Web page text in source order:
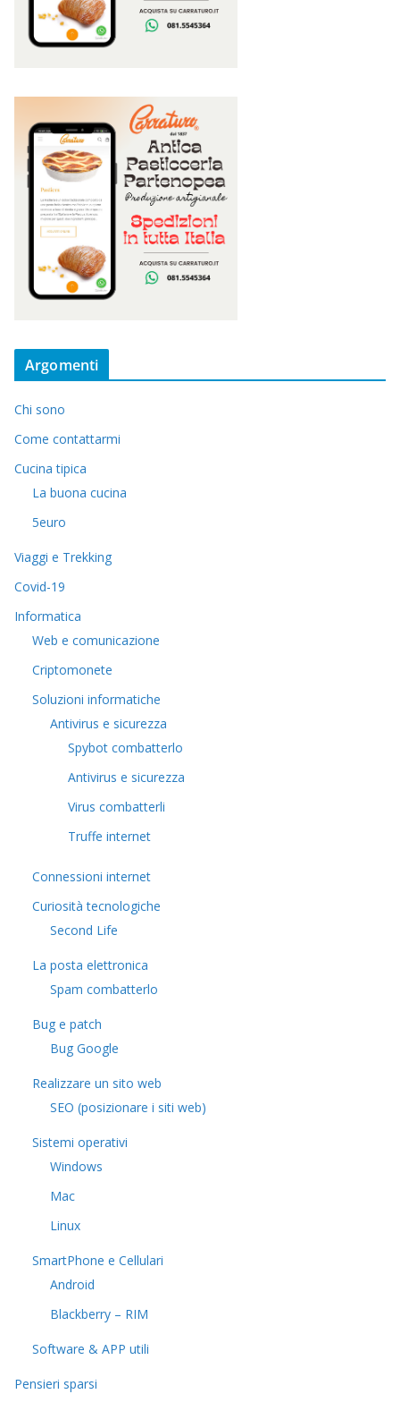
Argomenti
Chi sono
Come contattarmi
Cucina tipica
La buona cucina
5euro
Viaggi e Trekking
Covid-19
Informatica
Web e comunicazione
Criptomonete
Soluzioni informatiche
Antivirus e sicurezza
Spybot combatterlo
Antivirus e sicurezza
Virus combatterli
Truffe internet
Connessioni internet
Curiosità tecnologiche
​Second Life
La posta elettronica
Spam combatterlo
Bug e patch
Bug Google
Realizzare un sito web
SEO (posizionare i siti web)
Sistemi operativi
Windows
Mac
Linux
SmartPhone e Cellulari
Android
Blackberry – RIM
Software & APP utili
Pensieri sparsi